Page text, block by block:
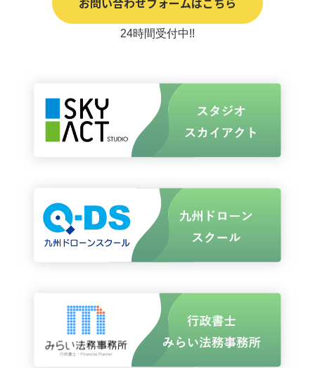
総飛行時間（１０時間以上で入力）：
時間
夜間飛行時間（１時間以上で入力）：
24時間受付中!!